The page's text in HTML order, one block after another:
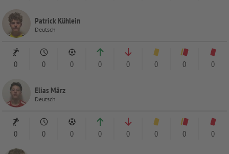
Patrick Kühlein
Deutsch
0 0 0 0 0 0 0 0
Elias März
Deutsch
0 0 0 0 0 0 0 0